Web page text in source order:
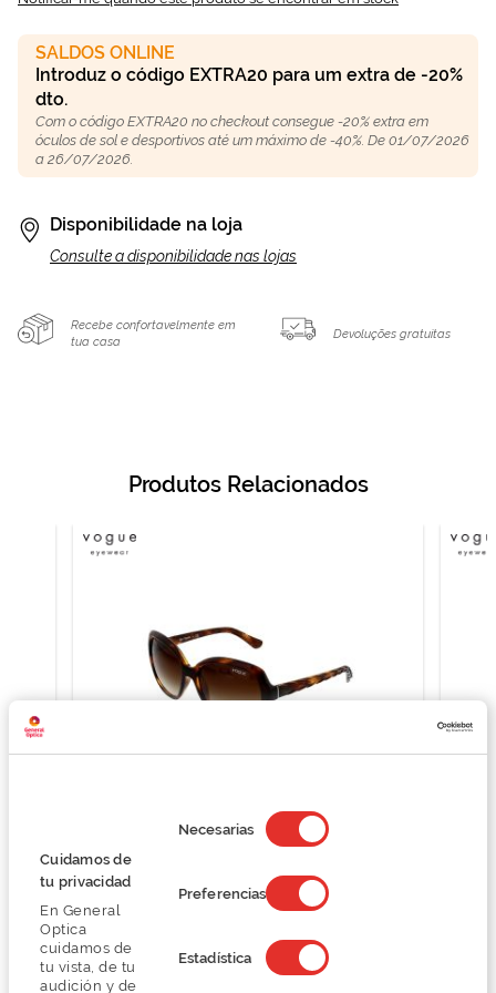
Cuidamos de
tu privacidad
En General
Optica
cuidamos de
tu vista, de tu
audición y de
de
consentimiento
Necesarias
Preferencias
Estadística
SALDOS ONLINE
Introduz o código EXTRA20 para um extra de -20%
dto.
Com o código EXTRA20 no checkout consegue -20% extra em
óculos de sol e desportivos até um máximo de -40%. De 01/07/2026
a 26/07/2026.
Disponibilidade na loja
Consulte a disponibilidade nas lojas
Recebe confortavelmente em
tua casa
Devoluções gratuitas
Produtos Relacionados
Vogue VO2871S
83,99 €
111,99 €